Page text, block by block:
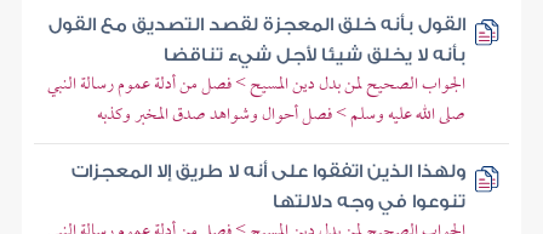
القول بأنه خلق المعجزة لقصد التصديق مع القول
بأنه لا يخلق شيئا لأجل شيء تناقضا
الجواب الصحيح لمن بدل دين المسيح > فصل من أدلة عموم رسالة النبي
صلى الله عليه وسلم > فصل أحوال وشواهد صدق المخبر وكذبه
ولهذا الذين اتفقوا على أنه لا طريق إلا المعجزات
تنوعوا في وجه دلالتها